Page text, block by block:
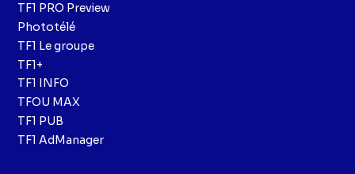
TF1 PRO Preview
Phototélé
TF1 Le groupe
TF1+
TF1 INFO
TFOU MAX
TF1 PUB
TF1 AdManager